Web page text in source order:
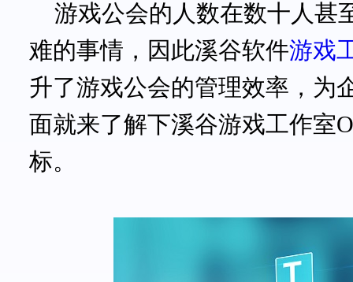
游戏公会的人数在数十人甚
难的事情，因此溪谷软件游戏
升了游戏公会的管理效率 ， 为
面就来了解下溪谷游戏工作室
标。